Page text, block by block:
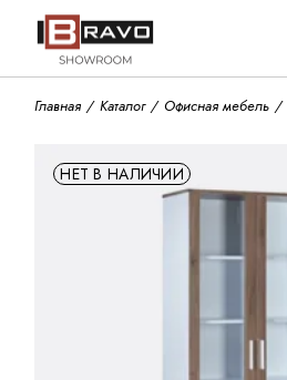
Главная Каталог Офисная мебель
НЕТ В НАЛИЧИИ